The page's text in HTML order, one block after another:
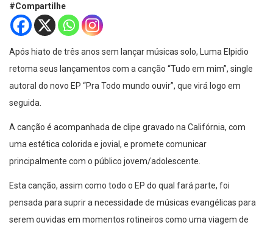
#Compartilhe
Após hiato de três anos sem lançar músicas solo, Luma Elpidio
retoma seus lançamentos com a canção “Tudo em mim”, single
autoral do novo EP “Pra Todo mundo ouvir”, que virá logo em
seguida.
A canção é acompanhada de clipe gravado na Califórnia, com
uma estética colorida e jovial, e promete comunicar
principalmente com o público jovem/adolescente.
Esta canção, assim como todo o EP do qual fará parte, foi
pensada para suprir a necessidade de músicas evangélicas para
serem ouvidas em momentos rotineiros como uma viagem de